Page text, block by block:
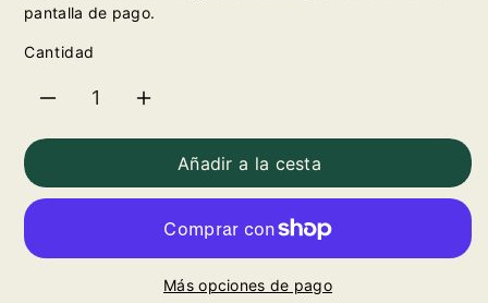
pantalla de pago.
Cantidad
Caja
cantidad
para
Caja
Añadir a la cesta
Más opciones de pago